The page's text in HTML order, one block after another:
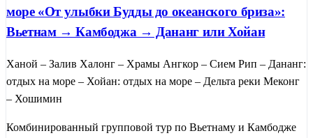
море «От улыбки Будды до океанского бриза»:
Вьетнам → Камбоджа → Дананг или Хойан
Ханой – Залив Халонг – Храмы Ангкор – Сием Рип – Дананг:
отдых на море – Хойан: отдых на море – Дельта реки Меконг
– Хошимин
Комбинированный групповой тур по Вьетнаму и Камбодже